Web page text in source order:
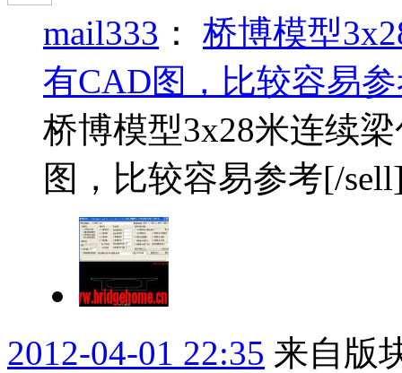
mail333 ： 桥博模型
有CAD图，比较容易
桥博模型3x28米连续
图，比较容易参考[/
2012-04-01 22:35 来自版